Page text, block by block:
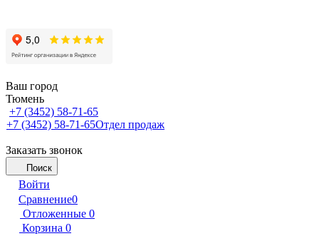
Ваш город
Тюмень
+7 (3452) 58-71-65
+7 (3452) 58-71-65Отдел продаж
Заказать звонок
Поиск
Войти
Сравнение0
Отложенные 0
Корзина 0